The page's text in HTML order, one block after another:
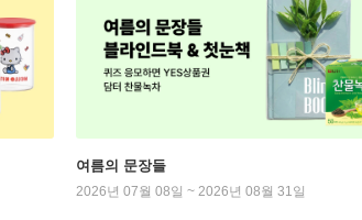
여름의 문장들
2026년 07월 08일 ~ 2026년 08월 31일